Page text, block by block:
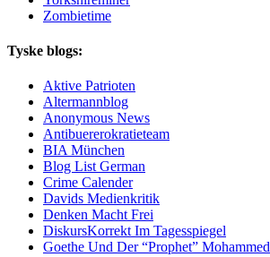
Zombietime
Tyske blogs:
Aktive Patrioten
Altermannblog
Anonymous News
Antibuererokratieteam
BIA München
Blog List German
Crime Calender
Davids Medienkritik
Denken Macht Frei
DiskursKorrekt Im Tagesspiegel
Goethe Und Der “Prophet” Mohammed